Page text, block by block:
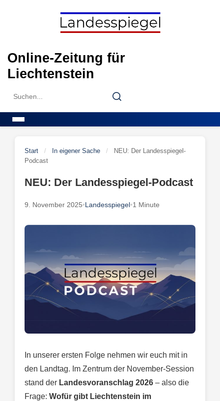
Online-Zeitung für
Liechtenstein
Search
Search
Start / In eigener Sache /
NEU: Der Landesspiegel-
Podcast
NEU: Der Landesspiegel-Podcast
9. November 2025•Landesspiegel•1 Minute
In unserer ersten Folge nehmen wir euch mit in
den Landtag. Im Zentrum der November-Session
stand der Landesvoranschlag 2026 – also die
Frage: Wofür gibt Liechtenstein im